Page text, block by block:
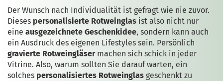
Der Wunsch nach Individualität ist gefragt wie nie zuvor.
Dieses personalisierte Rotweinglas ist also nicht nur
eine ausgezeichnete Geschenkidee, sondern kann auch
ein Ausdruck des eigenen Lifestyles sein. Persönlich
gravierte Rotweingläser machen sich schick in jeder
Vitrine. Also, warum sollten Sie darauf warten, ein
solches personalisiertes Rotweinglas geschenkt zu